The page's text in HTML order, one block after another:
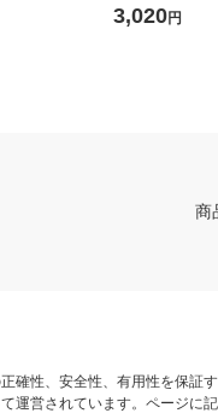
026 R1個
3,020円
商
性、安全性、有用性を保証す
営されています。ページに